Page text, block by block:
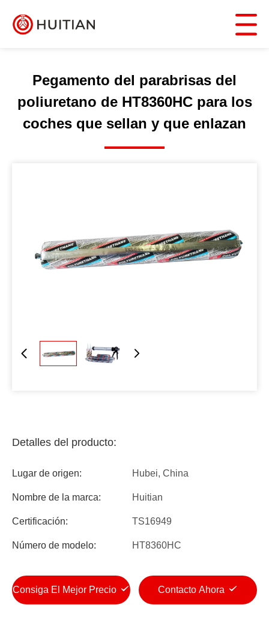
Pegamento del parabrisas del
poliuretano de HT8360HC para los
coches que sellan y que enlazan
Detalles del producto:
Lugar de origen: Hubei, China
Nombre de la marca: Huitian
Certificación: TS16949
Número de modelo: HT8360HC
Consiga El Mejor Precio Contacto Ahora